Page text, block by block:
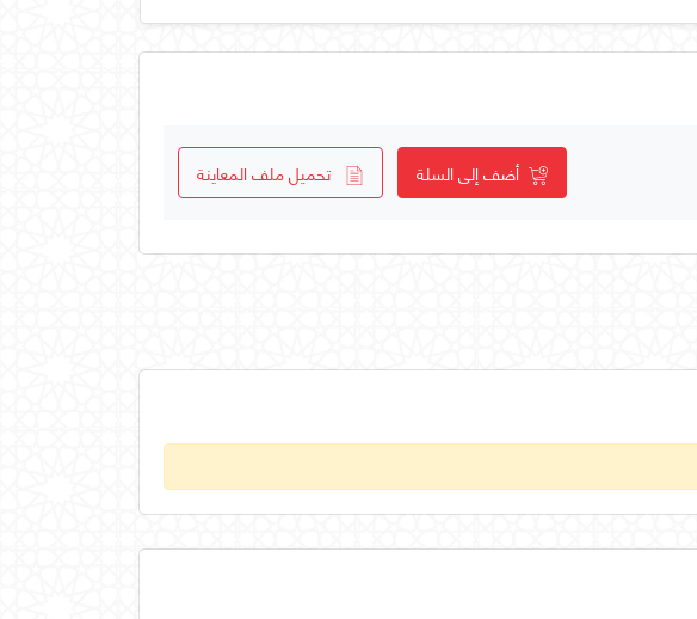
أضف إلى السلة تحميل ملف المعاينة